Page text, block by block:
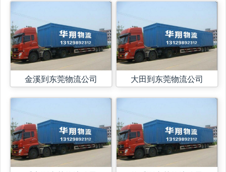
金溪到东莞物流公司 大田到东莞物流公司